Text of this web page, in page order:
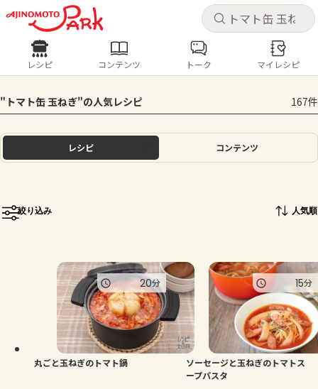
キャ
ログインするとレシピを保存できます
ログイン
ホーム
トーク
よくあるお問い合わせ
お買い物
キャ
レシピ コンテンツ
人気の食材・レシピ
きゅうり なす トマト とうもろこし
ピーマン
レシピ コンテンツ トーク マイレシピ
"トマト缶 玉ねぎ"の人気レシピ 167件
レシピ コンテンツ
絞り込み 人気順
丸ごと玉ねぎのトマト鍋
20分
ソーセージと玉ねぎのトマトス
ープパスタ
15分